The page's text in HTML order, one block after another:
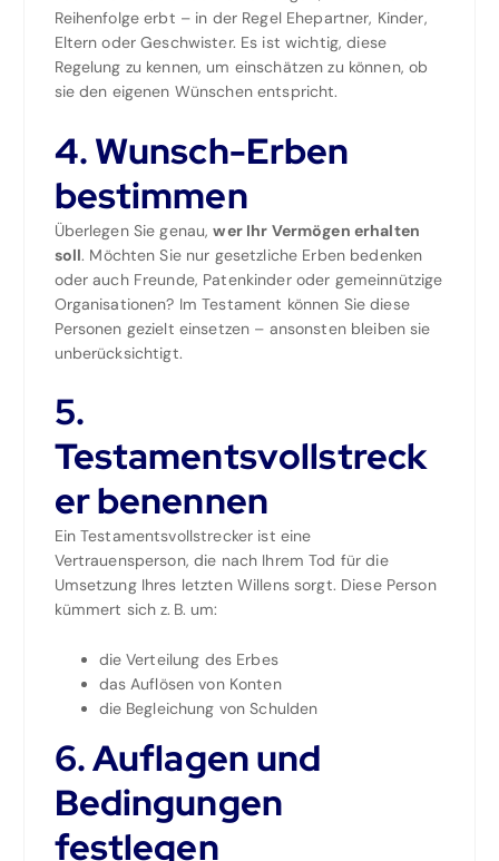
Reihenfolge erbt – in der Regel Ehepartner, Kinder,
Eltern oder Geschwister. Es ist wichtig, diese
Regelung zu kennen, um einschätzen zu können, ob
sie den eigenen Wünschen entspricht.
4. Wunsch-Erben
bestimmen
Überlegen Sie genau,wer Ihr Vermögen erhalten
soll. Möchten Sie nur gesetzliche Erben bedenken
oder auch Freunde, Patenkinder oder gemeinnützige
Organisationen? Im Testament können Sie diese
Personen gezielt einsetzen – ansonsten bleiben sie
unberücksichtigt.
5.
Testamentsvollstreck
er benennen
Ein Testamentsvollstrecker ist eine
Vertrauensperson, die nach Ihrem Tod für die
Umsetzung Ihres letzten Willens sorgt. Diese Person
kümmert sich z. B. um:
die Verteilung des Erbes
das Auflösen von Konten
die Begleichung von Schulden
6. Auflagen und
Bedingungen
festlegen